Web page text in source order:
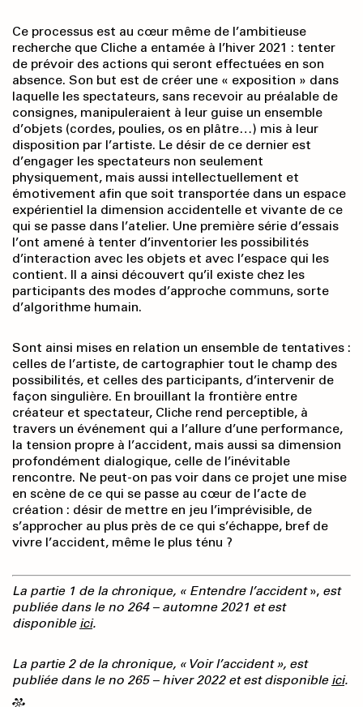
Ce processus est au cœur même de l’ambitieuse
recherche que Cliche a entamée à l’hiver 2021 : tenter
de prévoir des actions qui seront effectuées en son
absence. Son but est de créer une « exposition » dans
laquelle les spectateurs, sans recevoir au préalable de
consignes, manipuleraient à leur guise un ensemble
d’objets (cordes, poulies, os en plâtre…) mis à leur
disposition par l’artiste. Le désir de ce dernier est
d’engager les spectateurs non seulement
physiquement, mais aussi intellectuellement et
émotivement afin que soit transportée dans un espace
expérientiel la dimension accidentelle et vivante de ce
qui se passe dans l’atelier. Une première série d’essais
l’ont amené à tenter d’inventorier les possibilités
d’interaction avec les objets et avec l’espace qui les
contient. Il a ainsi découvert qu’il existe chez les
participants des modes d’approche communs, sorte
d’algorithme humain.
Sont ainsi mises en relation un ensemble de tentatives :
celles de l’artiste, de cartographier tout le champ des
possibilités, et celles des participants, d’intervenir de
façon singulière. En brouillant la frontière entre
créateur et spectateur, Cliche rend perceptible, à
travers un événement qui a l’allure d’une performance,
la tension propre à l’accident, mais aussi sa dimension
profondément dialogique, celle de l’inévitable
rencontre. Ne peut-on pas voir dans ce projet une mise
en scène de ce qui se passe au cœur de l’acte de
création : désir de mettre en jeu l’imprévisible, de
s’approcher au plus près de ce qui s’échappe, bref de
vivre l’accident, même le plus ténu ?
La partie 1 de la chronique, « Entendre l’accident», est
publiée dans le no 264 – automne 2021 et est
disponible ici.
La partie 2 de la chronique, « Voir l’accident », est
publiée dans le no 265 –hiver 2022 et est disponible ici.